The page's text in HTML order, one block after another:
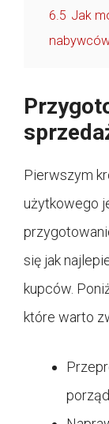
6.5 Jak
Pierwszym
użytkowego
się jak
kupców.
które warto